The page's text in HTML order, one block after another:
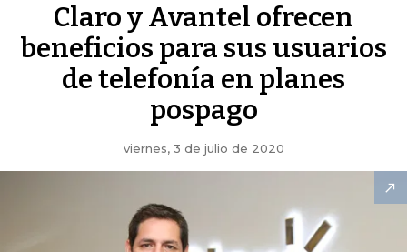
Claro y Avantel ofrecen
beneficios para sus usuarios
de telefonía en planes
pospago
viernes, 3 de julio de 2020